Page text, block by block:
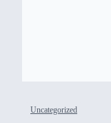
Uncategorized